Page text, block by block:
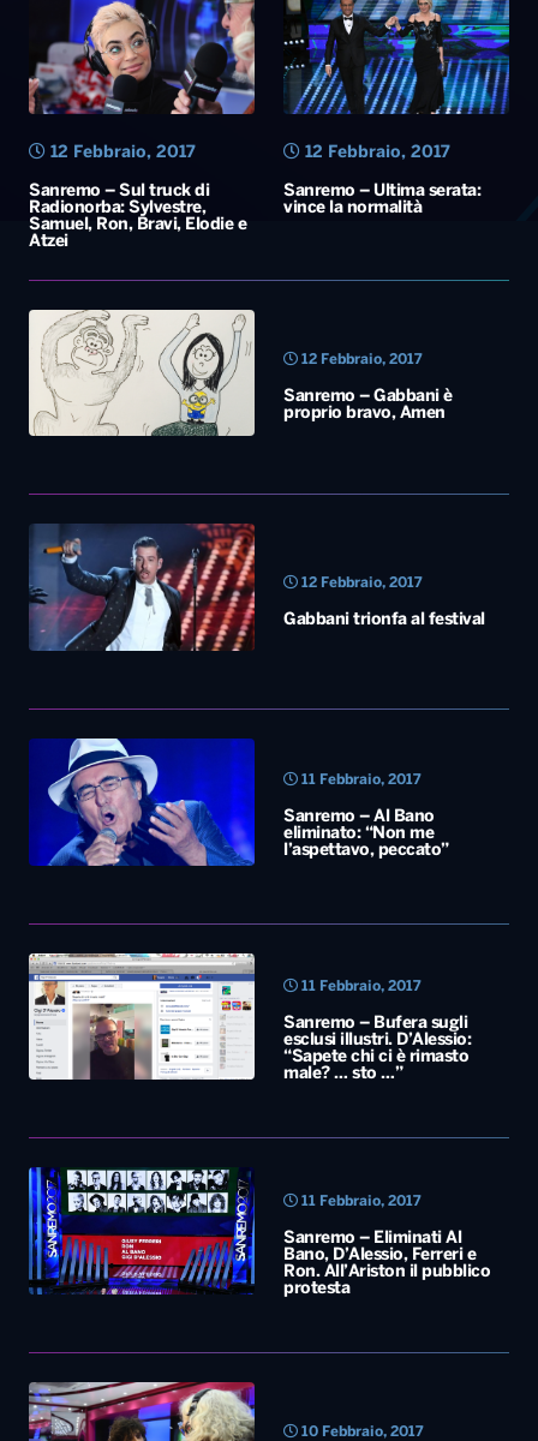
Sanremo – Sul truck di
Radionorba: Sylvestre,
Samuel, Ron, Bravi, Elodie e
Atzei
12 Febbraio, 2017
Sanremo – Ultima serata:
vince la normalità
12 Febbraio, 2017
12 Febbraio, 2017
Sanremo – Gabbani è
proprio bravo, Amen
12 Febbraio, 2017
Gabbani trionfa al festival
11 Febbraio, 2017
Sanremo – Al Bano
eliminato: “Non me
l’aspettavo, peccato”
11 Febbraio, 2017
Sanremo – Bufera sugli
esclusi illustri. D’Alessio:
“Sapete chi ci è rimasto
male? … sto …”
11 Febbraio, 2017
Sanremo – Eliminati Al
Bano, D’Alessio, Ferreri e
Ron. All’Ariston il pubblico
protesta
10 Febbraio, 2017